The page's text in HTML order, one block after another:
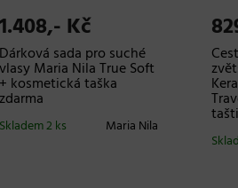
1.408,- Kč
Dárková sada pro suché
vlasy Maria Nila True Soft
+ kosmetická taška
zdarma
Maria Nila
Skladem 2 ks